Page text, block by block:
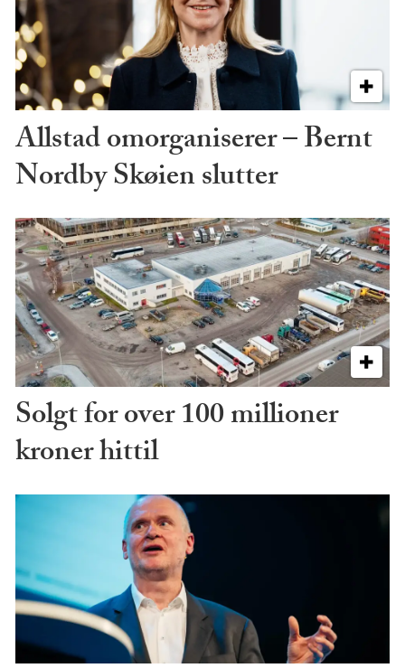
Allstad omorganiserer – Bernt
Nordby Skøien slutter
Solgt for over 100 millioner
kroner hittil